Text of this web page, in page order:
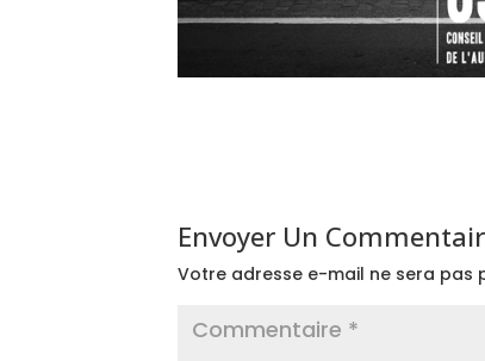
Envoyer Un
Votre adresse e-mail ne sera pas